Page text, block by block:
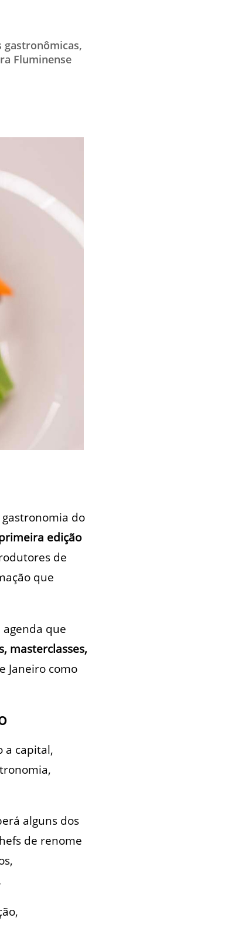
gastronômicas,
Fluminense
do
edição
de
que
que
masterclasses,
Janeiro como
a capital,
alguns dos
de renome